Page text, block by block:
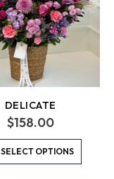
DELICATE
$158.00
SELECT OPTIONS